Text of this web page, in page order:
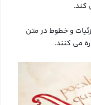
کند.
و خطوط در متن
مي کنند.